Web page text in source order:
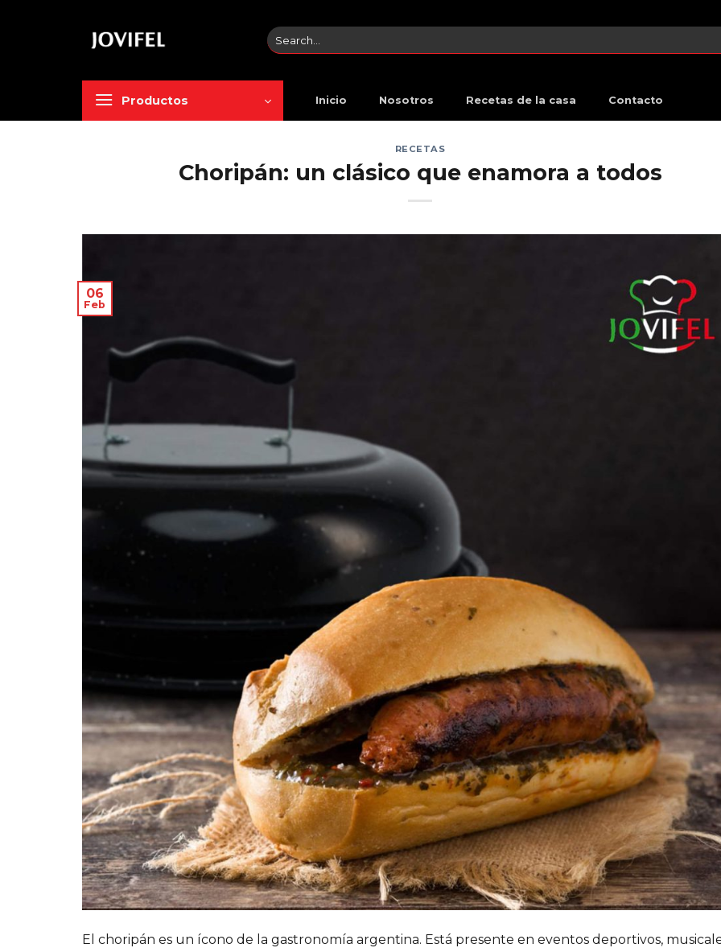
Search
for:
Productos Inicio Nosotros Recetas de la casa Contacto
RECETAS
Choripán: un clásico que enamora a todos
06
Feb
El choripán es un ícono de la gastronomía argentina. Está presente en eventos deportivos,